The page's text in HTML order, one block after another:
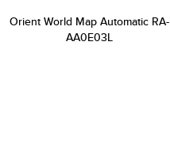
Orient World Map Automatic RA-
AA0E03L